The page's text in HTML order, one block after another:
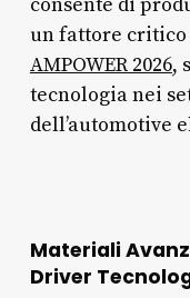
un fattore critico
AMPOWER 2026,
tecnologia nei
dell’automotive
Materiali
Driver